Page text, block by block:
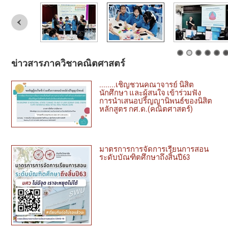
ข่าวสารภาควิชาคณิตศาสตร์
........เชิญชวนคณาจารย์​ นิสิต​
นักศึกษา​ และผู้สนใจ​ ​เข้าร่วมฟัง
การนำเสนอปริญญา​นิพนธ์​ของนิสิต
หลักสูตร​ ก​ศ.ด.(คณิตศาสตร์)​
มาตรการการจัดการเรียนการสอน
ระดับบัณฑิตศึกษาถึงสิ้นปี63